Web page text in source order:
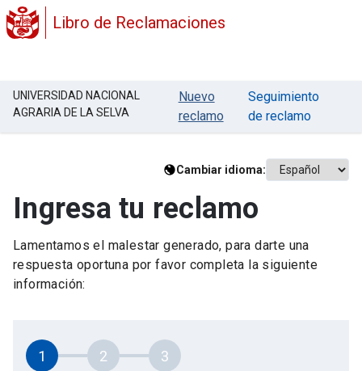
Libro de Reclamaciones
UNIVERSIDAD NACIONAL
AGRARIA DE LA SELVA
Nuevo
reclamo
Seguimiento
de reclamo
Cambiar idioma:
Ingresa tu reclamo
Lamentamos el malestar generado, para darte una
respuesta oportuna por favor completa la siguiente
información:
1 2 3